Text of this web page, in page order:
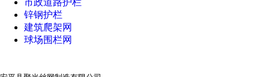
市政道路护栏
锌钢护栏
建筑爬架网
球场围栏网